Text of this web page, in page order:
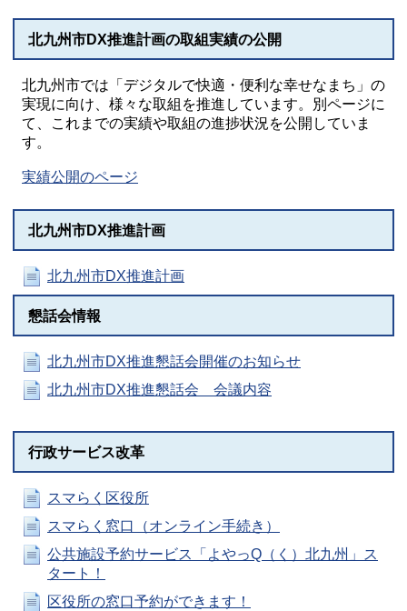
北九州市DX推進計画の取組実績の公開
北九州市では「デジタルで快適・便利な幸せなまち」の
実現に向け、様々な取組を推進しています。別ページに
て、これまでの実績や取組の進捗状況を公開していま
す。
実績公開のページ
北九州市DX推進計画
北九州市DX推進計画
懇話会情報
北九州市DX推進懇話会開催のお知らせ
北九州市DX推進懇話会 会議内容
行政サービス改革
スマらく区役所
スマらく窓口（オンライン手続き）
公共施設予約サービス「よやっQ（く）北九州」ス
タート！
区役所の窓口予約ができます！